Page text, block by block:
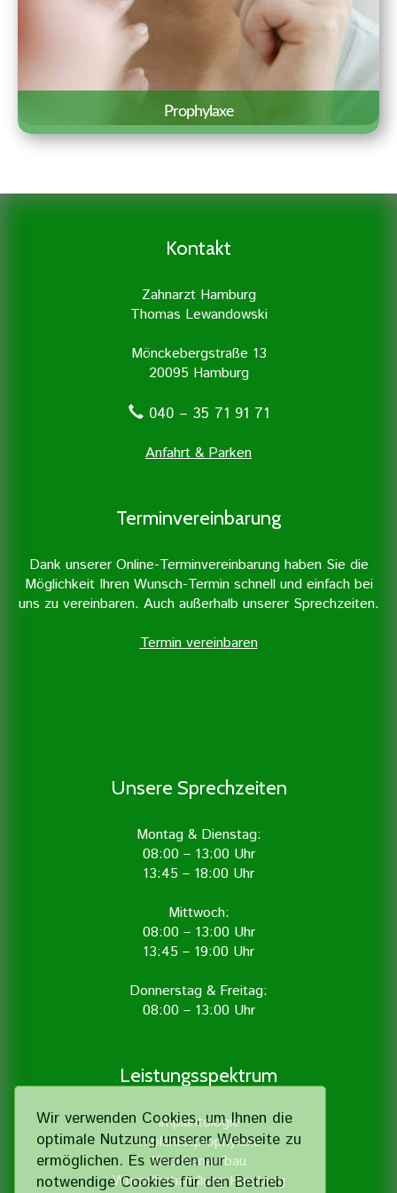
Wir verwenden Cookies, um Ihnen die
optimale Nutzung unserer Webseite zu
ermöglichen. Es werden nur
notwendige Cookies für den Betrieb
Erfahren Sie mehr »
Prophylaxe
Grundstock für eine gute
besonders viel Wert auf Prophylaxe und
Erfahren Sie mehr »
Kontakt
Zahnarzt Hamburg
Thomas Lewandowski
Mönckebergstraße 13
20095 Hamburg
040 – 35 71 91 71
Anfahrt & Parken
Terminvereinbarung
Dank unserer Online-Terminvereinbarung haben Sie die
Möglichkeit Ihren Wunsch-Termin schnell und einfach bei
uns zu vereinbaren. Auch außerhalb unserer Sprechzeiten.
Termin vereinbaren
Unsere Sprechzeiten
Montag & Dienstag:
08:00 – 13:00 Uhr
13:45 – 18:00 Uhr
Mittwoch:
08:00 – 13:00 Uhr
13:45 – 19:00 Uhr
Donnerstag & Freitag:
08:00 – 13:00 Uhr
Leistungsspektrum
Implantologie
Implantatprophylaxe
Knochenaufbau
Wurzelbehandlung Hamburg